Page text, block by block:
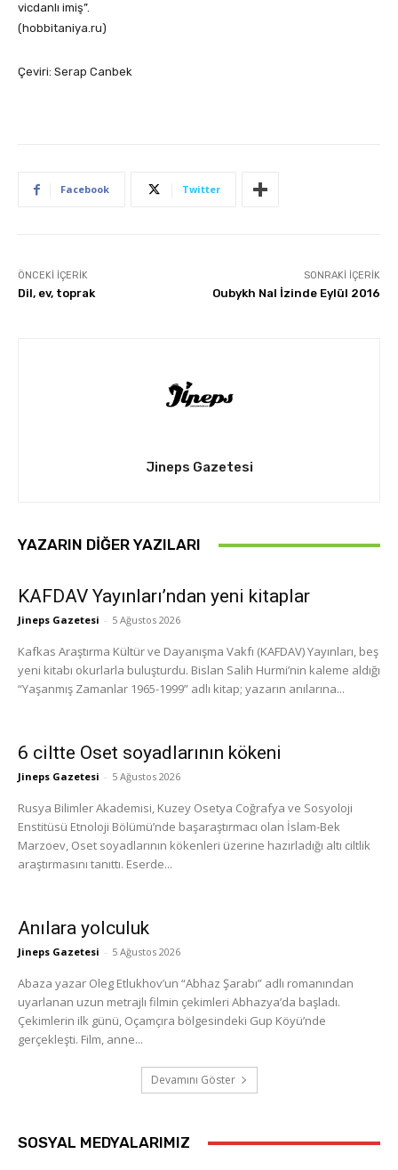
vicdanlı imiş”.
(hobbitaniya.ru)
Çeviri: Serap Canbek
Facebook Twitter
ÖNCEKI İÇERIK
Dil, ev, toprak
SONRAKI İÇERIK
Oubykh Nal İzinde Eylül 2016
Jineps Gazetesi
YAZARIN DIĞER YAZILARI
KAFDAV Yayınları’ndan yeni kitaplar
Jineps Gazetesi - 5 Ağustos 2026
Kafkas Araştırma Kültür ve Dayanışma Vakfı (KAFDAV) Yayınları, beş
yeni kitabı okurlarla buluşturdu. Bislan Salih Hurmi’nin kaleme aldığı
“Yaşanmış Zamanlar 1965-1999” adlı kitap; yazarın anılarına...
6 ciltte Oset soyadlarının kökeni
Jineps Gazetesi - 5 Ağustos 2026
Rusya Bilimler Akademisi, Kuzey Osetya Coğrafya ve Sosyoloji
Enstitüsü Etnoloji Bölümü’nde başaraştırmacı olan İslam-Bek
Marzoev, Oset soyadlarının kökenleri üzerine hazırladığı altı ciltlik
araştırmasını tanıttı. Eserde...
Anılara yolculuk
Jineps Gazetesi - 5 Ağustos 2026
Abaza yazar Oleg Etlukhov’un “Abhaz Şarabı” adlı romanından
uyarlanan uzun metrajlı filmin çekimleri Abhazya’da başladı.
Çekimlerin ilk günü, Oçamçıra bölgesindeki Gup Köyü’nde
gerçekleşti. Film, anne...
Devamını Göster
SOSYAL MEDYALARIMIZ